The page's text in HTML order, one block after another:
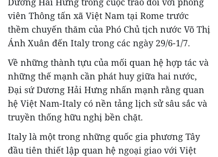
viên Thông tấn xã Việt Nam tại Rome trước
thềm chuyến thăm của Phó Chủ tịch nước Võ Thị
Ánh Xuân đến Italy trong các ngày 29/6-1/7.
Về những thành tựu của mối quan hệ hợp tác và
những thế mạnh cần phát huy giữa hai nước,
Đại sứ Dương Hải Hưng nhấn mạnh rằng quan
hệ Việt Nam-Italy có nền tảng lịch sử sâu sắc và
truyền thống hữu nghị bền chặt.
Italy là một trong những quốc gia phương Tây
đầu tiên thiết lập quan hệ ngoại giao với Việt